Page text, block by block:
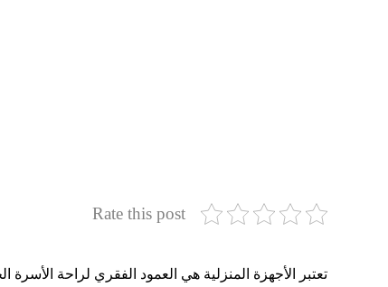
Rate this post
تعتبر الأجهزة المنزلية هي العمود الفقري لراحة الأسرة